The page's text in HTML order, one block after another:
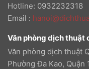
Hotline: 0932232318
Email :
Văn phòng dịch thuật
Văn phòng dịch thuật
Phường Đa Kao, Quận 1